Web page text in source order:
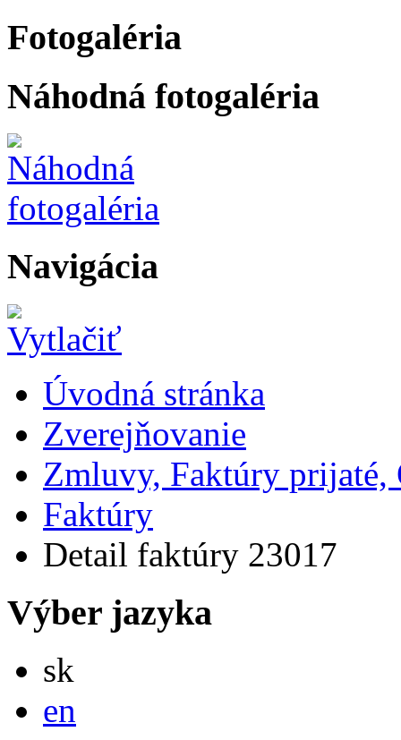
Fotogaléria
Náhodná fotogaléria
Navigácia
Úvodná stránka
Zverejňovanie
Zmluvy, Faktúry prijaté,
Faktúry
Detail faktúry 23017
Výber jazyka
sk
en